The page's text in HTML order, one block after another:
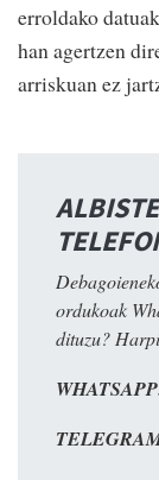
erroldako
han agertzen
arriskuan ez
ordukoak
dituzu?